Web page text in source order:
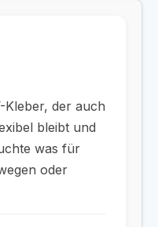
Kleber, der auch
bleibt und
was für
oder